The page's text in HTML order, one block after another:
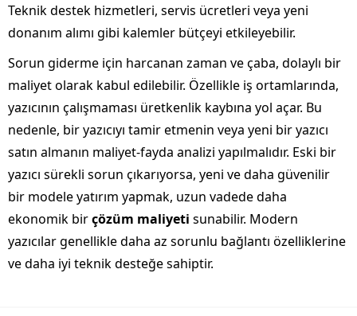
Teknik destek hizmetleri, servis ücretleri veya yeni
donanım alımı gibi kalemler bütçeyi etkileyebilir.
Sorun giderme için harcanan zaman ve çaba, dolaylı bir
maliyet olarak kabul edilebilir. Özellikle iş ortamlarında,
yazıcının çalışmaması üretkenlik kaybına yol açar. Bu
nedenle, bir yazıcıyı tamir etmenin veya yeni bir yazıcı
satın almanın maliyet-fayda analizi yapılmalıdır. Eski bir
yazıcı sürekli sorun çıkarıyorsa, yeni ve daha güvenilir
bir modele yatırım yapmak, uzun vadede daha
ekonomik birçözüm maliyeti sunabilir. Modern
yazıcılar genellikle daha az sorunlu bağlantı özelliklerine
ve daha iyi teknik desteğe sahiptir.